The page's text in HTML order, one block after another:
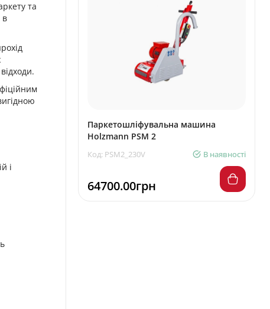
та
в
і
Паркетошліфувальна машина
Holzmann PSM 2
Код: PSM2_230V В наявності
64700.00грн